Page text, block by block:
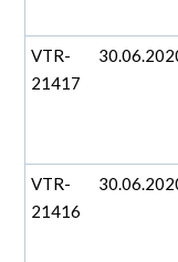
VTR-
21417
VTR-
21416